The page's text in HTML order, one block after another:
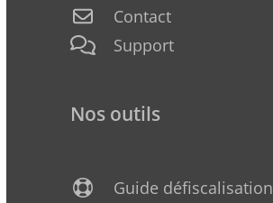
Contact
Support
Nos outils
Guide défiscalisation